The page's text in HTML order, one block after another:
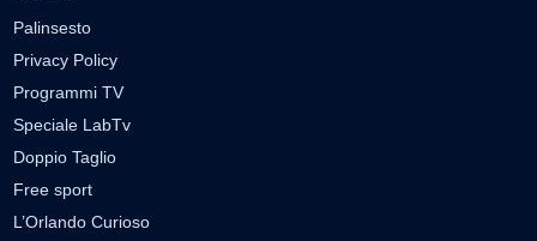
Palinsesto
Privacy Policy
Programmi TV
Speciale LabTv
Doppio Taglio
Free sport
L’Orlando Curioso